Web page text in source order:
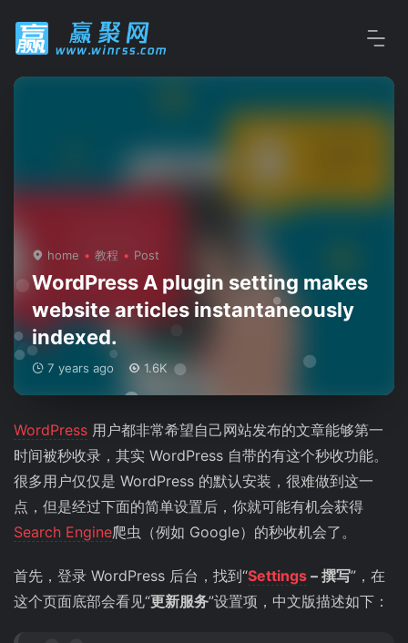
home 教程 Post
WordPress A plugin setting makes
website articles instantaneously
indexed.
7 years ago 1.6K
WordPress 用户都非常希望自己网站发布的文章能够第一
时间被秒收录，其实 WordPress 自带的有这个秒收功能。
很多用户仅仅是 WordPress 的默认安装，很难做到这一
点，但是经过下面的简单设置后，你就可能有机会获得
Search Engine爬虫（例如 Google）的秒收机会了。
首先，登录 WordPress 后台，找到“Settings – 撰写”，在
这个页面底部会看见“更新服务”设置项，中文版描述如下：